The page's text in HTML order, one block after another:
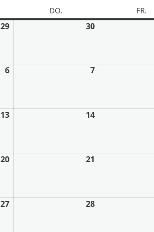
DO. FR.
29 30
6 7
13 14
20 21
27 28